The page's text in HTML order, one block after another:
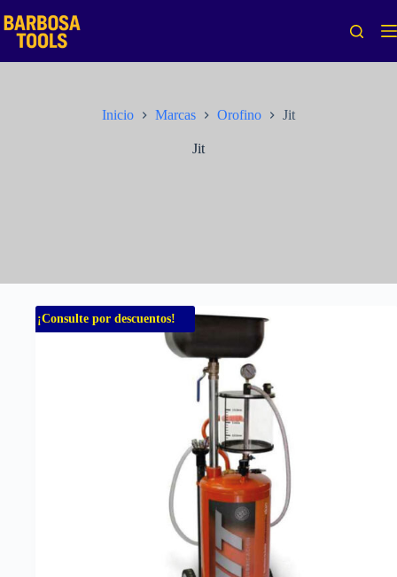
al
contenido
Inicio Marcas Orofino Jit
Jit
¡Consulte por descuentos!